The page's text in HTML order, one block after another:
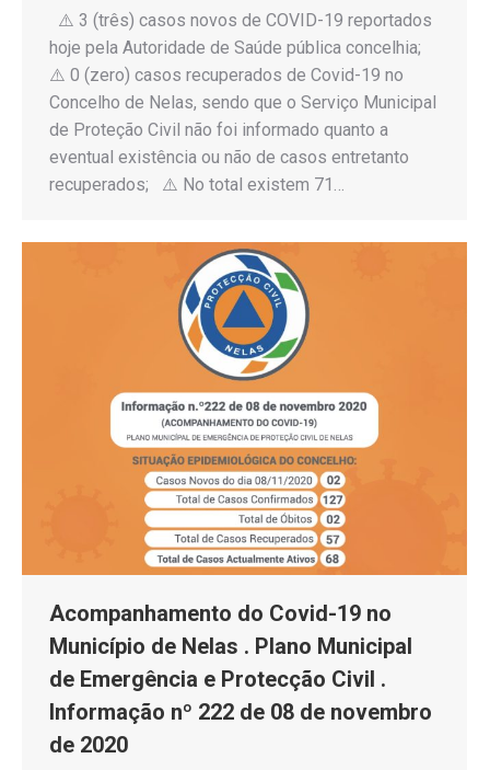
⚠️ 3 (três) casos novos de COVID-19 reportados
hoje pela Autoridade de Saúde pública concelhia;
⚠️ 0 (zero) casos recuperados de Covid-19 no
Concelho de Nelas, sendo que o Serviço Municipal
de Proteção Civil não foi informado quanto a
eventual existência ou não de casos entretanto
recuperados; ⚠️ No total existem 71…
Acompanhamento do Covid-19 no
Município de Nelas . Plano Municipal
de Emergência e Protecção Civil .
Informação nº 222 de 08 de novembro
de 2020